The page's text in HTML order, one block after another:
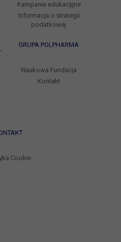
Kampanie edukacyjne
Informacja o strategii
podatkowej
GRUPA POLPHARMA
Naukowa Fundacja
Kontakt
Cookie